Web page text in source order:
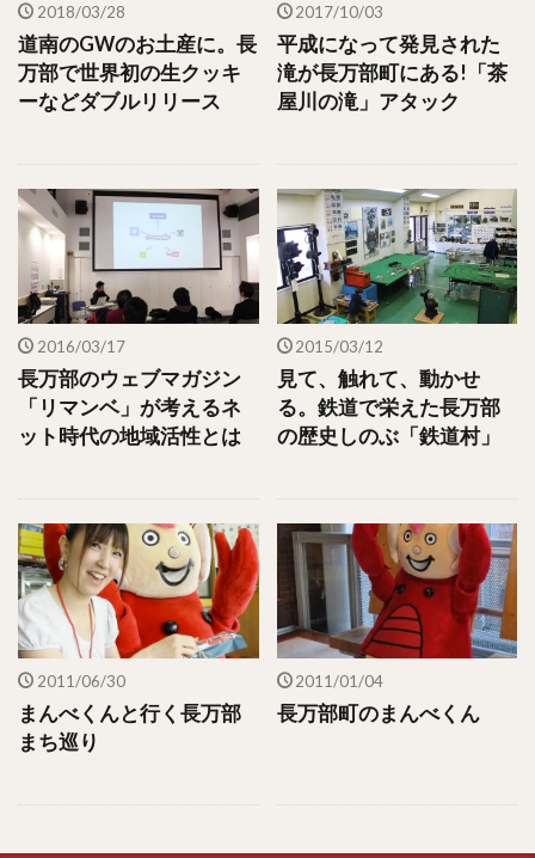
2018/03/28
道南のGWのお土産に。長
万部で世界初の生クッキ
ーなどダブルリリース
2017/10/03
平成になって発見された
滝が長万部町にある!「茶
屋川の滝」アタック
2016/03/17
長万部のウェブマガジン
「リマンベ」が考えるネ
ット時代の地域活性とは
2015/03/12
見て、触れて、動かせ
る。鉄道で栄えた長万部
の歴史しのぶ「鉄道村」
2011/06/30
まんべくんと行く長万部
まち巡り
2011/01/04
長万部町のまんべくん